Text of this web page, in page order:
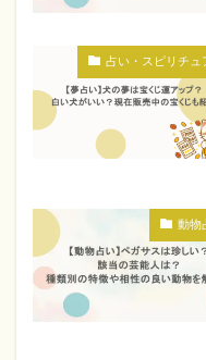
占い・スピリチュ
動物